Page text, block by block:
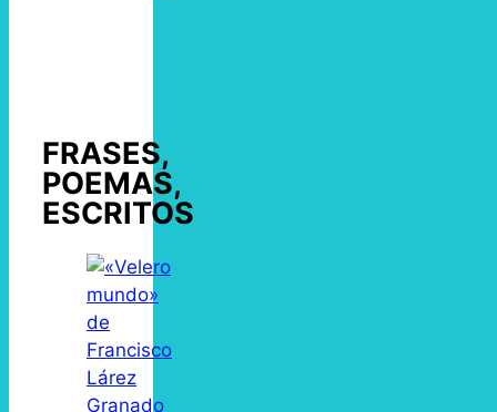
FRASES,
POEMAS,
ESCRITOS